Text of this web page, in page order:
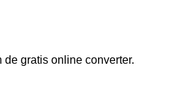
gratis online converter.